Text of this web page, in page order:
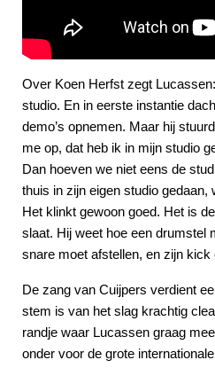
Over Koen Herfst zegt
studio. En in eerste instantie
demo’s opnemen. Maar hij
me op, dat heb ik in mijn studio
Dan hoeven we niet eens de
thuis in zijn eigen studio gedaan,
Het klinkt gewoon goed. Het is
slaat. Hij weet hoe een drumstel
snare moet afstellen, en zijn kick
De zang van Cuijpers verdient
stem is van het slag krachtig
randje waar Lucassen graag
onder voor de grote